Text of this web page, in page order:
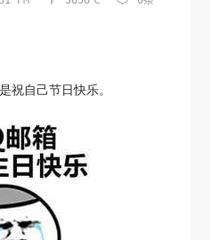
祝自己节日快乐。